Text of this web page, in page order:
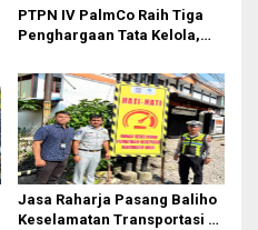
PTPN IV PalmCo Raih Tiga
Penghargaan Tata Kelola,
dan Efisiensi
Jasa Raharja Pasang Baliho
Keselamatan Transportasi di